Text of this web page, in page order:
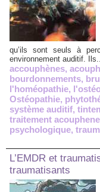
qu’ils sont seuls à
environnement auditif.
accouphènes,
bourdonnements,
l'homéopathie,
Ostéopathie,
système auditif,
traitement
psychologique,
L’EMDR et
traumatisants